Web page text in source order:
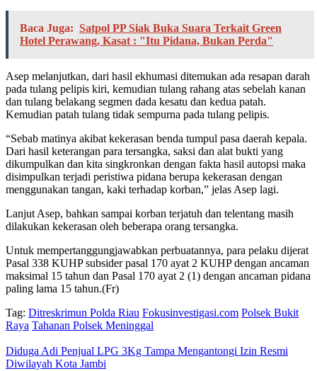
Baca Juga: Satpol PP Siak Buka Suara Terkait Green
Hotel Perawang, Kasat : "Itu Pidana, Bukan Perda"
Asep melanjutkan, dari hasil ekhumasi ditemukan ada resapan darah
pada tulang pelipis kiri, kemudian tulang rahang atas sebelah kanan
dan tulang belakang segmen dada kesatu dan kedua patah.
Kemudian patah tulang tidak sempurna pada tulang pelipis.
“Sebab matinya akibat kekerasan benda tumpul pasa daerah kepala.
Dari hasil keterangan para tersangka, saksi dan alat bukti yang
dikumpulkan dan kita singkronkan dengan fakta hasil autopsi maka
disimpulkan terjadi peristiwa pidana berupa kekerasan dengan
menggunakan tangan, kaki terhadap korban,” jelas Asep lagi.
Lanjut Asep, bahkan sampai korban terjatuh dan telentang masih
dilakukan kekerasan oleh beberapa orang tersangka.
Untuk mempertanggungjawabkan perbuatannya, para pelaku dijerat
Pasal 338 KUHP subsider pasal 170 ayat 2 KUHP dengan ancaman
maksimal 15 tahun dan Pasal 170 ayat 2 (1) dengan ancaman pidana
paling lama 15 tahun.(Fr)
Tag: Ditreskrimun Polda Riau Fokusinvestigasi.com Polsek Bukit
Raya Tahanan Polsek Meninggal
Diduga Adi Penjual LPG 3Kg Tampa Mengantongi Izin Resmi
Diwilayah Kota Jambi